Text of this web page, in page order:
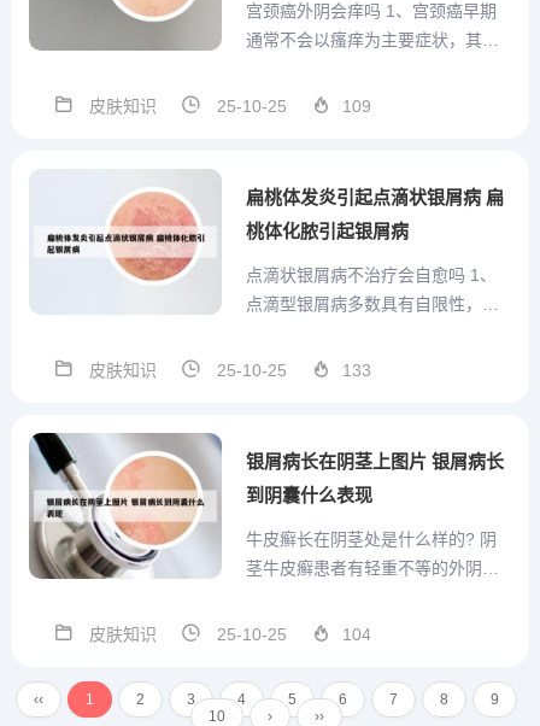
宫颈癌外阴会痒吗 1、宫颈癌早期
通常不会以瘙痒为主要症状，其常
直接破坏或异常增生有关，而非皮
其他原因引起，需结合具体症状和
医学检查综合判断。2、宫颈癌...
皮肤知识 25-10-25 109
扁桃体发炎引起点滴状银屑病 扁
桃体化脓引起银屑病
点滴状银屑病不治疗会自愈吗 1、
点滴型银屑病多数具有自限性，通
到临床治愈。其治愈可能性与病情
临床治愈点滴型银屑病常由感染
皮肤知识 25-10-25 133
银屑病长在阴茎上图片 银屑病长
到阴囊什么表现
牛皮癣长在阴茎处是什么样的? 阴
茎牛皮癣患者有轻重不等的外阴瘙
阴茎等处见针帽大小不等炎性扁平
状、钱币状、地图状、环状斑丘
疹。丘疹表面覆有多层银白色鳞
皮肤知识 25-10-25 104
‹‹ 1 2 3 4 5 6 7 8
9
10
› ››